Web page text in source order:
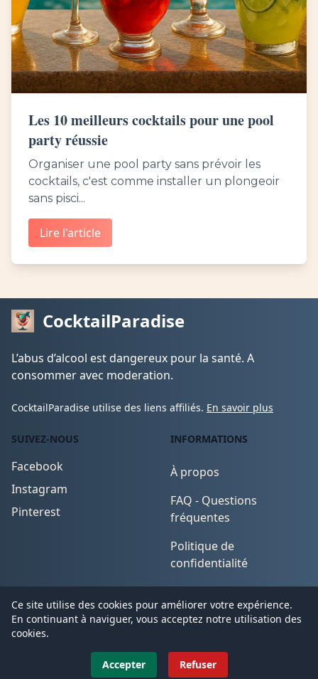
Les 10 meilleurs cocktails pour une pool
party réussie
Organiser une pool party sans prévoir les
cocktails, c'est comme installer un plongeoir
sans pisci...
Lire l'article
CocktailParadise
L’abus d’alcool est dangereux pour la santé. A
consommer avec moderation.
CocktailParadise utilise des liens affiliés. En savoir plus
SUIVEZ-NOUS
Facebook
Instagram
Pinterest
INFORMATIONS
À propos
FAQ - Questions
fréquentes
Politique de
confidentialité
Conditions d'utilisation
Ce site utilise des cookies pour améliorer votre expérience.
En continuant à naviguer, vous acceptez notre utilisation des
cookies.
Accepter Refuser